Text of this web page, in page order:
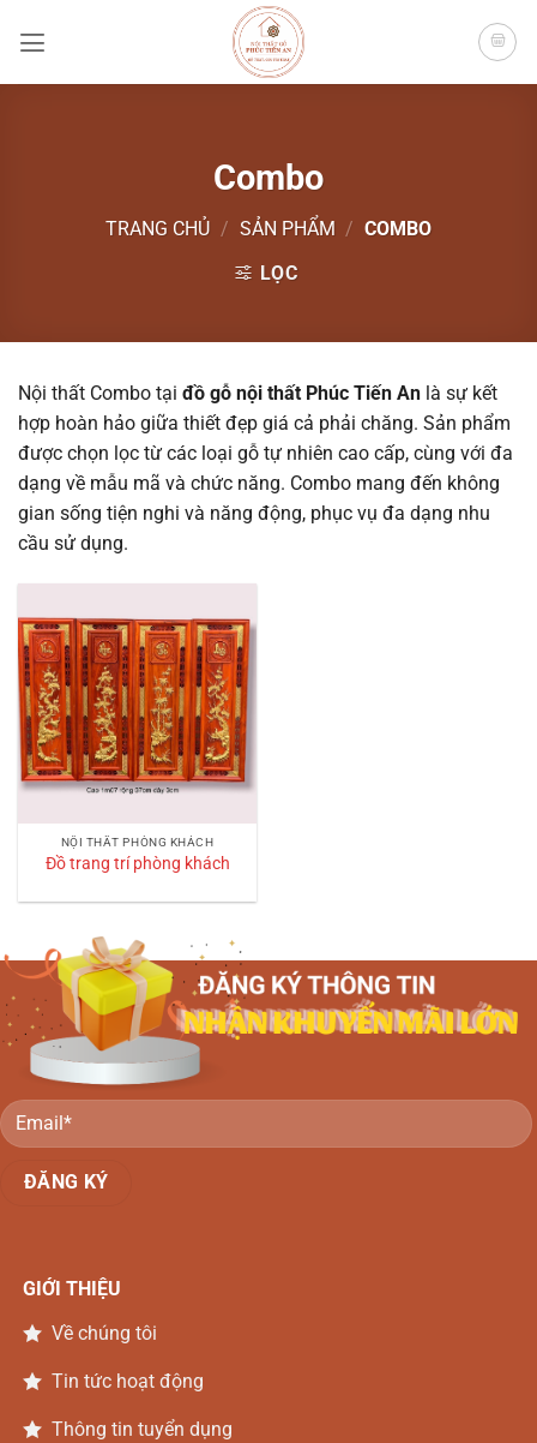
qua
Combo
TRANG CHỦ / SẢN PHẨM / COMBO
LỌC
Nội thất Combo tại đồ gỗ nội thất Phúc Tiến An là sự kết
hợp hoàn hảo giữa thiết đẹp giá cả phải chăng. Sản phẩm
được chọn lọc từ các loại gỗ tự nhiên cao cấp, cùng với đa
dạng về mẫu mã và chức năng. Combo mang đến không
gian sống tiện nghi và năng động, phục vụ đa dạng nhu
cầu sử dụng.
NỘI THẤT PHÒNG KHÁCH
Đồ trang trí phòng khách
GIỚI THIỆU
Về chúng tôi
Tin tức hoạt động
Thông tin tuyển dụng